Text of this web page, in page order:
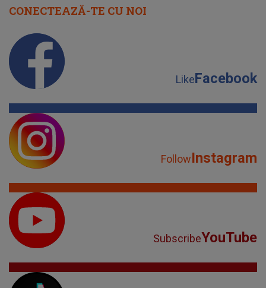
CONECTEAZĂ-TE CU NOI
LikeFacebook
FollowInstagram
SubscribeYouTube